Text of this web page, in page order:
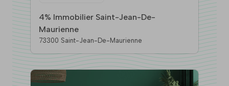
4% Immobilier Saint-Jean-De-
Maurienne
73300 Saint-Jean-De-Maurienne